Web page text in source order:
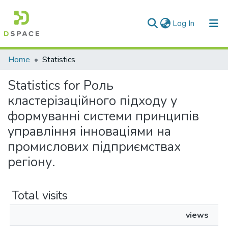
Log In (current)
Communities & Collections
All of DSpace
Home Statistics
Statistics for Роль
кластерізаційного підходу у
формуванні системи принципів
управління інноваціями на
промислових підприємствах
регіону.
Total visits
views